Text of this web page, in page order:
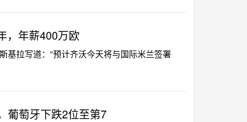
，年薪400万欧
基拉写道：“预计齐沃今天将与国际米兰签署
葡萄牙下跌2位至第7